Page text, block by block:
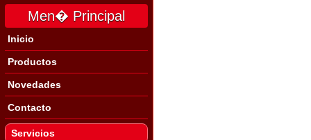
Men� Principal
Inicio
Productos
Novedades
Contacto
Servicios